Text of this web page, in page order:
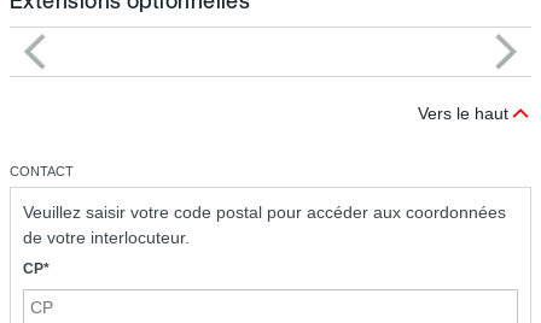
Vers le haut
CONTACT
Veuillez saisir votre code postal pour accéder aux coordonnées
de votre interlocuteur.
CP*